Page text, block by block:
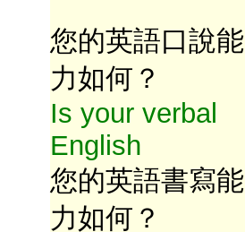
您的英語口說能
力如何？
Is your verbal
English
您的英語書寫能
力如何？